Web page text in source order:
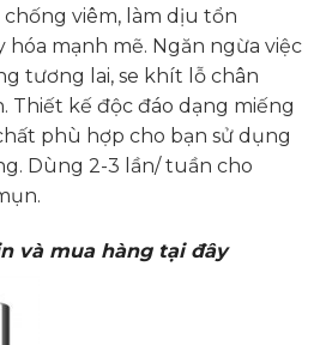
viêm, làm dịu tổn
mạnh mẽ. Ngăn ngừa việc
tương lai, se khít lỗ chân
Thiết kế độc đáo dạng miếng
phù hợp cho bạn sử dụng
Dùng 2-3 lần/ tuần cho
và mua hàng tại đây